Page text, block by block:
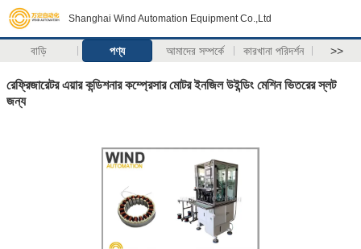
Shanghai Wind Automation Equipment Co.,Ltd
বাড়ি পণ্য আমাদের সম্পর্কে কারখানা পরিদর্শন >>
রেফ্রিজারেটর এয়ার কন্ডিশনার কম্প্রেসার মোটর ইনজিল উইন্ডিং মেশিন ভিতরের স্লট
জন্য